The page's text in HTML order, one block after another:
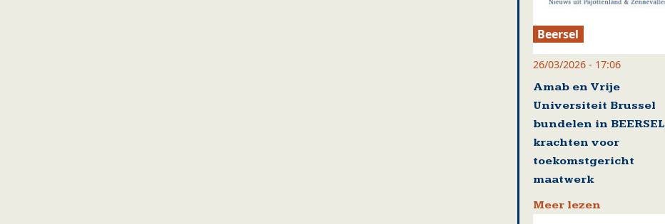
Beersel
26/03/2026 - 17:06
Amab en Vrije
Universiteit Brussel
bundelen in BEERSEL
krachten voor
toekomstgericht
maatwerk
Meer lezen